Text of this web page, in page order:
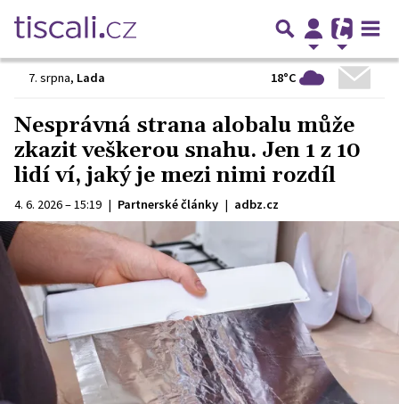
7. srpna, Lada 18°C
Nesprávná strana alobalu může
zkazit veškerou snahu. Jen 1 z 10
lidí ví, jaký je mezi nimi rozdíl
4. 6. 2026 – 15:19 | Partnerské články | adbz.cz